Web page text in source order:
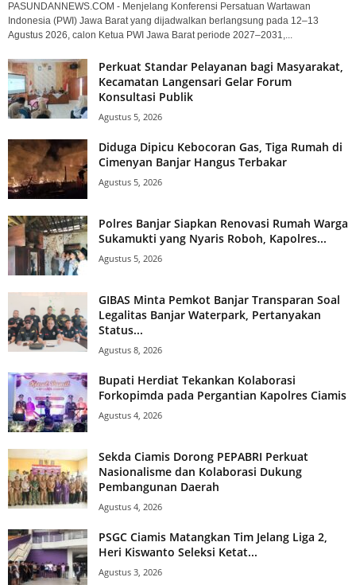
PASUNDANNEWS.COM - Menjelang Konferensi Persatuan Wartawan
Indonesia (PWI) Jawa Barat yang dijadwalkan berlangsung pada 12–13
Agustus 2026, calon Ketua PWI Jawa Barat periode 2027–2031,...
Perkuat Standar Pelayanan bagi Masyarakat,
Kecamatan Langensari Gelar Forum
Konsultasi Publik
Agustus 5, 2026
Diduga Dipicu Kebocoran Gas, Tiga Rumah di
Cimenyan Banjar Hangus Terbakar
Agustus 5, 2026
Polres Banjar Siapkan Renovasi Rumah Warga
Sukamukti yang Nyaris Roboh, Kapolres...
Agustus 5, 2026
GIBAS Minta Pemkot Banjar Transparan Soal
Legalitas Banjar Waterpark, Pertanyakan
Status...
Agustus 8, 2026
Bupati Herdiat Tekankan Kolaborasi
Forkopimda pada Pergantian Kapolres Ciamis
Agustus 4, 2026
Sekda Ciamis Dorong PEPABRI Perkuat
Nasionalisme dan Kolaborasi Dukung
Pembangunan Daerah
Agustus 4, 2026
PSGC Ciamis Matangkan Tim Jelang Liga 2,
Heri Kiswanto Seleksi Ketat...
Agustus 3, 2026